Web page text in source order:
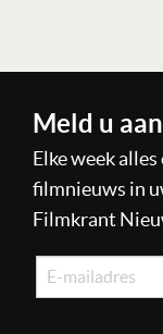
Meld u
Elke week
filmnieuws in
Filmkrant